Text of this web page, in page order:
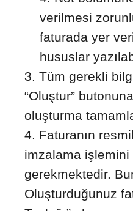
verilmesi
faturada yer
hususlar
Tüm gerekli
“Oluştur”
oluşturma
Faturanın
imzalama
gerekmektedir.
Oluşturduğunuz